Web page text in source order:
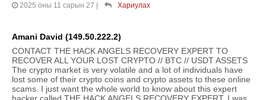
2025 оны 11 сарын 27 | Хариулах
Amani David (149.50.222.2)
CONTACT THE HACK ANGELS RECOVERY EXPERT TO
RECOVER ALL YOUR LOST CRYPTO // BTC // USDT ASSETS
The crypto market is very volatile and a lot of individuals have
lost some of their crypto coins and crypto assets to these online
scams. I just want the whole world to know about this expert
hacker called THE HACK ANGELS RECOVERY EXPERT. I was